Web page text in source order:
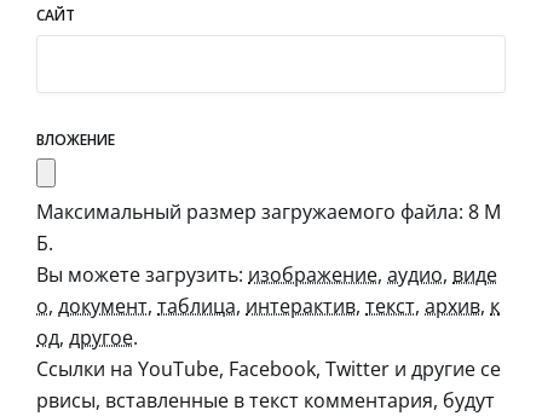
САЙТ
ВЛОЖЕНИЕ
Максимальный размер загружаемого файла: 8 М
Б.
Вы можете загрузить: изображение, аудио, виде
о, документ, таблица, интерактив, текст, архив, к
од, другое.
Ссылки на YouTube, Facebook, Twitter и другие се
рвисы, вставленные в текст комментария, будут